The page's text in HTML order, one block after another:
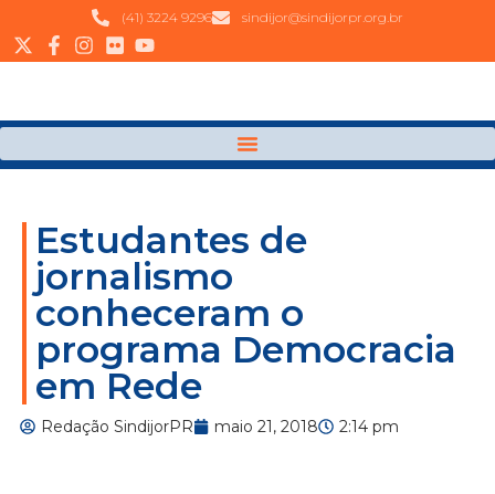
(41) 3224 9296 sindijor@sindijorpr.org.br
Estudantes de
jornalismo
conheceram o
programa Democracia
em Rede
Redação SindijorPR maio 21, 2018 2:14 pm